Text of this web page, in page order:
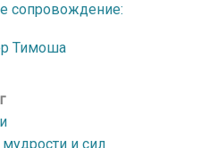
сопровождение:
Тимоша
и сил